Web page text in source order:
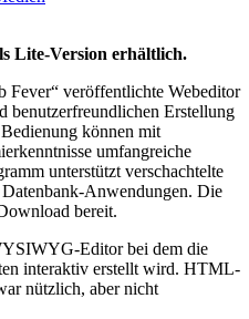
Lite-Version erhältlich.
Fever“ veröffentlichte Webeditor
benutzerfreundlichen Erstellung
können mit
umfangreiche
unterstützt verschachtelte
Anwendungen. Die
bereit.
Editor bei dem die
interaktiv erstellt wird. HTML-
nützlich, aber nicht